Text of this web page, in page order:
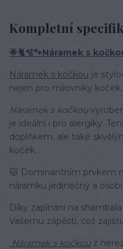
Kompletní
🌟🐈🫧🐾Náramek s
Náramek s kočkou je
nejen pro milovníky koček.
Náramek s kočkou
je ideální i pro alergiky.
doplňkem, ale také
koček.
🐱 Dominantním prvkem
náramku jedinečný a
Díky zapínání na
Vašemu zápěstí, což
Náramek s kočkouz